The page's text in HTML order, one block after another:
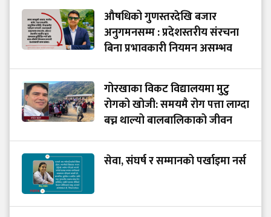
औषधिको गुणस्तरदेखि बजार
अनुगमनसम्म : प्रदेशस्तरीय संरचना
बिना प्रभावकारी नियमन असम्भव
गोरखाका विकट विद्यालयमा मुटु
रोगको खोजी: समयमै रोग पत्ता लाग्दा
बच्न थाल्यो बालबालिकाको जीवन
सेवा, संघर्ष र सम्मानको पर्खाइमा नर्स